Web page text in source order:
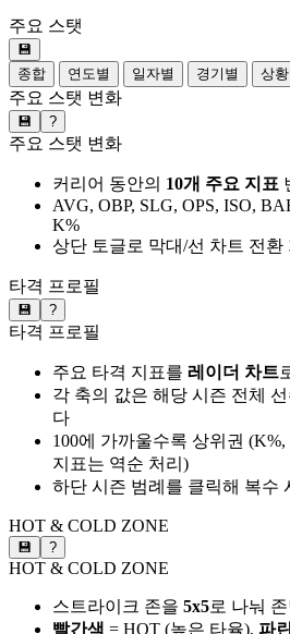
주요 스탯
💾
종합
연도별 일자별 경기별 상황
주요 스탯 변화
💾 ?
주요 스탯 변화
커리어 동안의 10개 주요 지표
AVG, OBP, SLG, OPS, ISO,
K%
상단 토글로 막대/선 차트 전환
타격 프로필
💾 ?
타격 프로필
주요 타격 지표를 레이더 차트
각 축의 값은 해당 시즌 전체 선
다
100에 가까울수록 상위권
지표는 역순 처리)
하단 시즌 범례를 클릭해 복수
HOT & COLD ZONE
💾 ?
HOT & COLD ZONE
스트라이크 존을 5x5로 나눠
빨간색 = HOT (높은 타율), 파